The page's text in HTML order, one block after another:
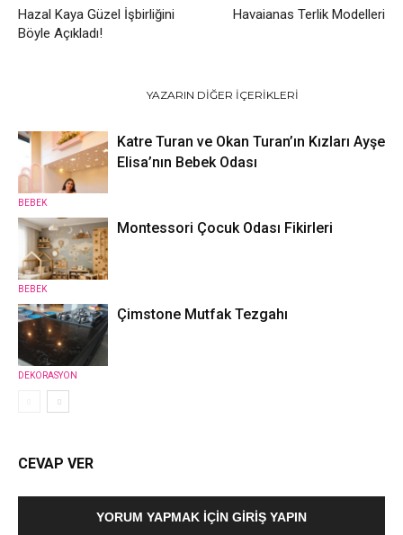
Hazal Kaya Güzel İşbirliğini
Böyle Açıkladı!
Havaianas Terlik Modelleri
YAZARIN DIĞER İÇERIKLERI
BEBEK
Katre Turan ve Okan Turan’ın Kızları Ayşe
Elisa’nın Bebek Odası
BEBEK
Montessori Çocuk Odası Fikirleri
DEKORASYON
Çimstone Mutfak Tezgahı
CEVAP VER
YORUM YAPMAK İÇIN GIRIŞ YAPIN